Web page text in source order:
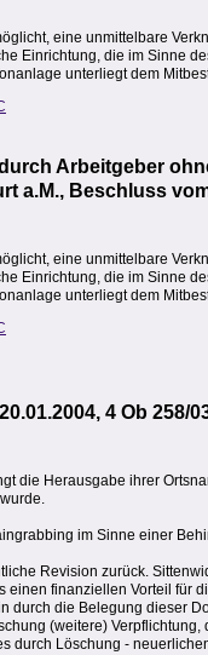
eine unmittelbare
Einrichtung, die im Sinne
unterliegt dem
Arbeitgeber
a.M., Beschluss
eine unmittelbare
Einrichtung, die im Sinne
unterliegt dem
4 Ob 258/
die Herausgabe ihrer
im Sinne einer
Revision zurück.
einen finanziellen Vorteil für
durch die Belegung dieser
(weitere)
durch Löschung -